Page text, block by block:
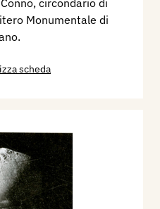
circondario di
Monumentale di
scheda